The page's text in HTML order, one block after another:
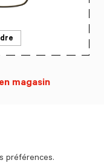
préférences.
magasin